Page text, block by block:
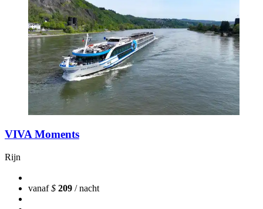
VIVA Moments
Rijn
vanaf$ 209 / nacht